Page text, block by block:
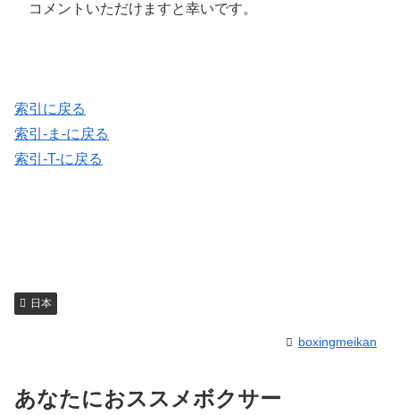
コメントいただけますと幸いです。
索引に戻る
索引-ま-に戻る
索引-T-に戻る
日本
boxingmeikan
あなたにおススメボクサー